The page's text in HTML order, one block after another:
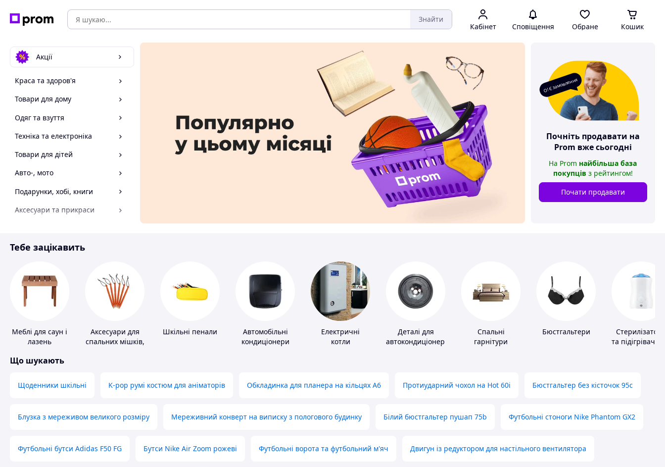
Знайти
Кабінет Сповіщення Обране Кошик
Акції
Краса та здоров'я
Товари для дому
Одяг та взуття
Техніка та електроніка
Товари для дітей
Авто-, мото
Подарунки, хобі, книги
Аксесуари та прикраси
Спорт і відпочинок
О! Є замовлення
Почніть продавати на
Prom вже сьогодні
На Prom найбільша база
покупців з рейтингом!
Почати продавати
Тебе зацікавить
Меблі для саун і
лазень
Аксесуари для
спальних мішків,
Шкільні пенали
Автомобільні
кондиціонери
Електричні
котли
Деталі для
автокондиціонерів
Спальні
гарнітури
Бюстгальтери
та підігрівачі
Що шукають
Щоденники шкільні K-pop румі костюм для аніматорів Обкладинка для планера на кільцях А6 Протиударний чохол на Hot 60i Бюстгальтер без кісточок 95с
Блузка з мереживом великого розміру Мереживний конверт на виписку з пологового будинку Білий бюстгальтер пушап 75b Футбольні стоноги Nike Phantom GX2
Футбольні бутси Adidas F50 FG Бутси Nike Air Zoom рожеві Футбольні ворота та футбольний м'яч Двигун із редуктором для настільного вентилятора